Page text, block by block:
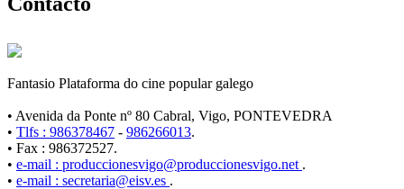
Fantasio Plataforma do cine popular galego
• Avenida da Ponte nº 80 Cabral, Vigo, PONTEVEDRA
• Tlfs : 986378467 - 986266013.
• Fax : 986372527.
• e-mail : produccionesvigo@produccionesvigo.net .
• e-mail : secretaria@eisv.es .